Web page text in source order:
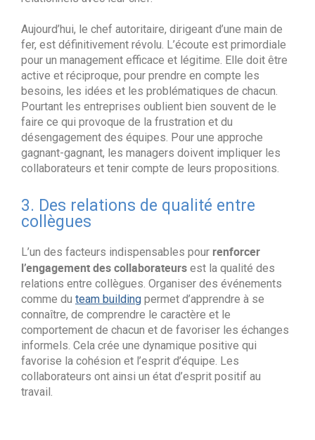
Aujourd’hui, le chef autoritaire, dirigeant d’une main de
fer, est définitivement révolu. L’écoute est primordiale
pour un management efficace et légitime. Elle doit être
active et réciproque, pour prendre en compte les
besoins, les idées et les problématiques de chacun.
Pourtant les entreprises oublient bien souvent de le
faire ce qui provoque de la frustration et du
désengagement des équipes. Pour une approche
gagnant-gagnant, les managers doivent impliquer les
collaborateurs et tenir compte de leurs propositions.
3. Des relations de qualité entre
collègues
L’un des facteurs indispensables pour renforcer
l’engagement des collaborateurs est la qualité des
relations entre collègues. Organiser des événements
comme du team building permet d’apprendre à se
connaître, de comprendre le caractère et le
comportement de chacun et de favoriser les échanges
informels. Cela crée une dynamique positive qui
favorise la cohésion et l’esprit d’équipe. Les
collaborateurs ont ainsi un état d’esprit positif au
travail.